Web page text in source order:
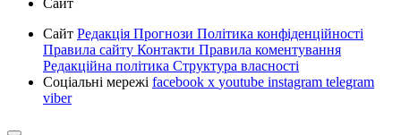
Сайт
Сайт Редакція Прогнози Політика конфіденційності
Правила сайту Контакти Правила коментування
Редакційна політика Структура власності
Соціальні мережі facebook x youtube instagram telegram
viber